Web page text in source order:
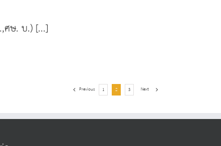
ศษ. บ.) [...]
Previous 1 2 3 Next